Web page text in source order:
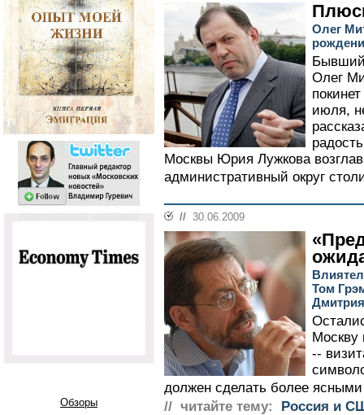
Обзоры
Олег
Бывший
Олег
июля,
Москвы Юрия Лужкова
административный округ
// 30.06.2009
Том
--
должен сделать более
// читайте тему:
Россия и